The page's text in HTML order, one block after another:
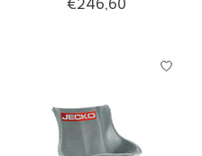
€246,60